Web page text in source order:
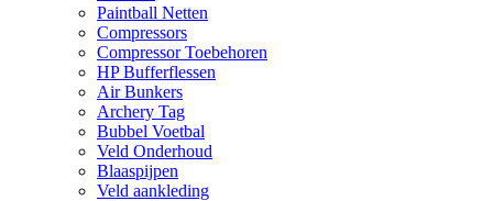
Paintball Netten
Compressors
Compressor Toebehoren
HP Bufferflessen
Air Bunkers
Archery Tag
Bubbel Voetbal
Veld Onderhoud
Blaaspijpen
Veld aankleding